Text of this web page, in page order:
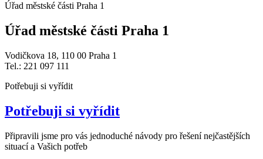
Úřad městské části Praha 1
Úřad městské části Praha 1
Vodičkova 18, 110 00 Praha 1
Tel.: 221 097 111
Potřebuji si vyřídit
Potřebuji si vyřídit
Připravili jsme pro vás jednoduché návody pro řešení nejčastějších
situací a Vašich potřeb